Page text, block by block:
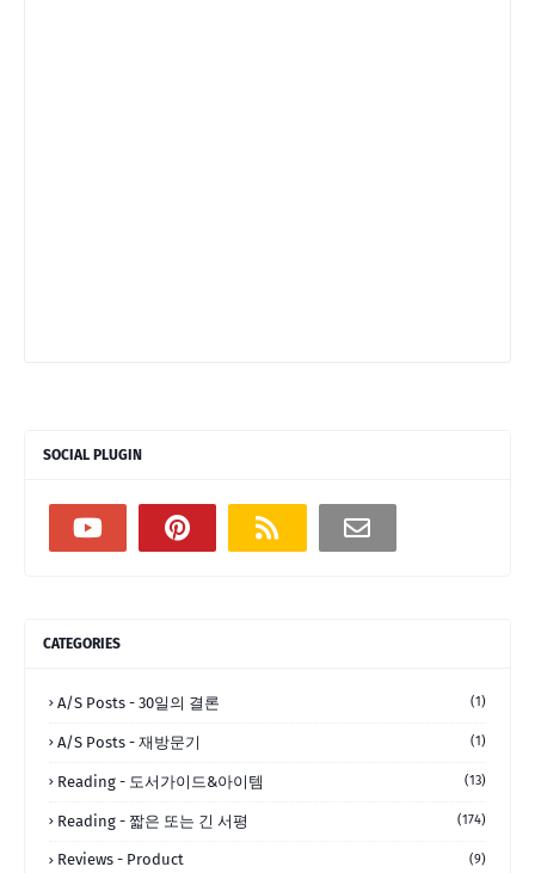
SOCIAL PLUGIN
CATEGORIES
A/S Posts - 30일의 결론 (1)
A/S Posts - 재방문기 (1)
Reading - 도서가이드&아이템 (13)
Reading - 짧은 또는 긴 서평 (174)
Reviews - Product (9)